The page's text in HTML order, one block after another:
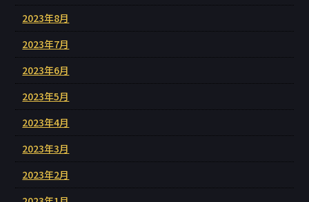
2023年8月
2023年7月
2023年6月
2023年5月
2023年4月
2023年3月
2023年2月